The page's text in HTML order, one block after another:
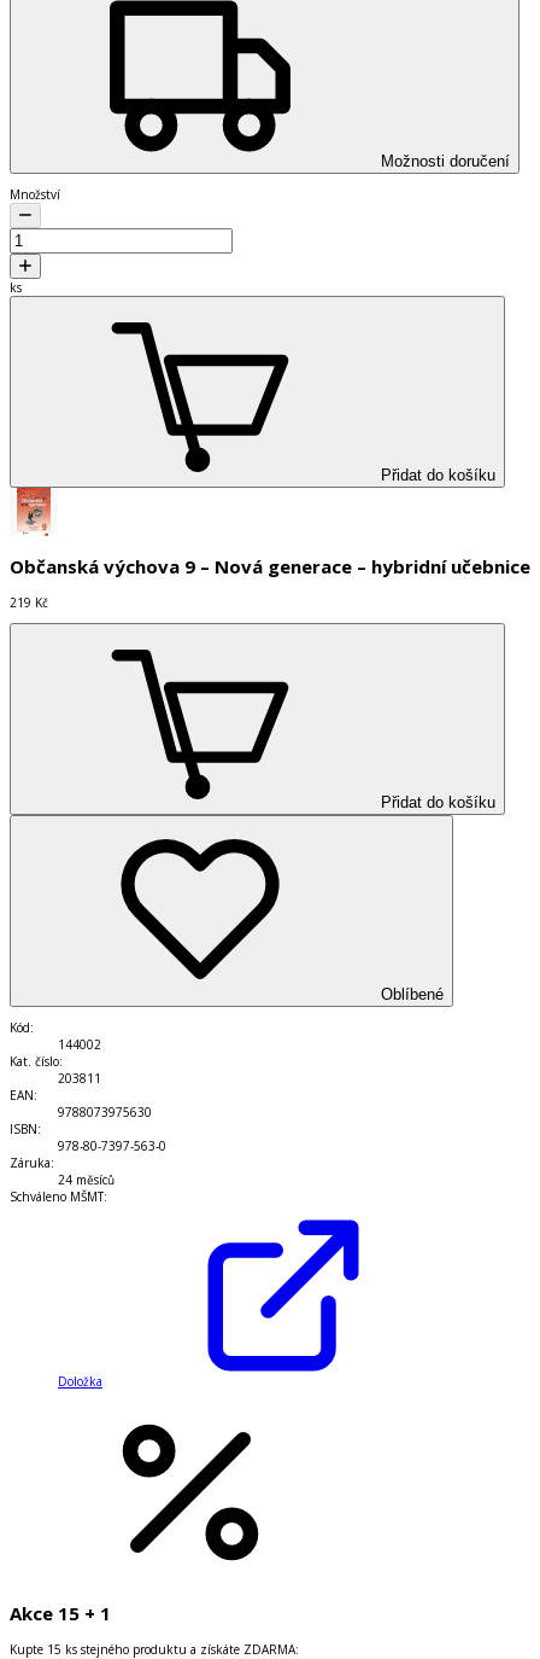
Možnosti doručení
Množství
ks
Přidat do košíku
Občanská výchova 9 – Nová generace – hybridní učebnice
219 Kč
Přidat do košíku
Oblíbené
Kód:
144002
Kat. číslo:
203811
EAN:
9788073975630
ISBN:
978-80-7397-563-0
Záruka:
24 měsíců
Schváleno MŠMT:
Doložka
Akce 15 + 1
Kupte 15 ks stejného produktu a získáte ZDARMA: